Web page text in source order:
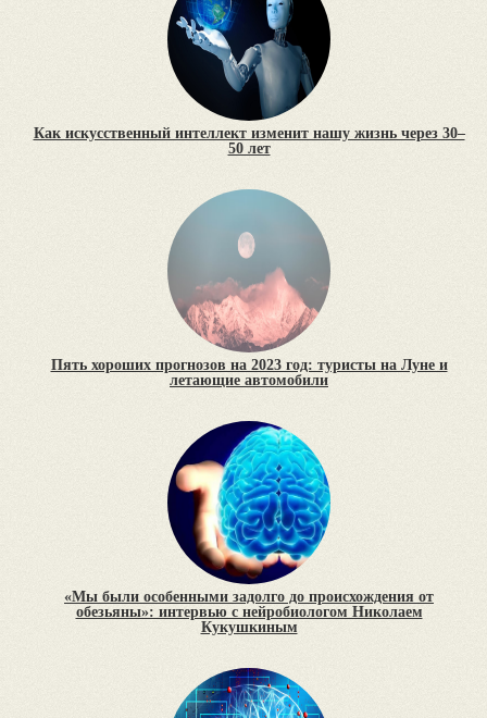
Как искусственный интеллект изменит нашу жизнь через 30–
50 лет
Пять хороших прогнозов на 2023 год: туристы на Луне и
летающие автомобили
«Мы были особенными задолго до происхождения от
обезьяны»: интервью с нейробиологом Николаем
Кукушкиным